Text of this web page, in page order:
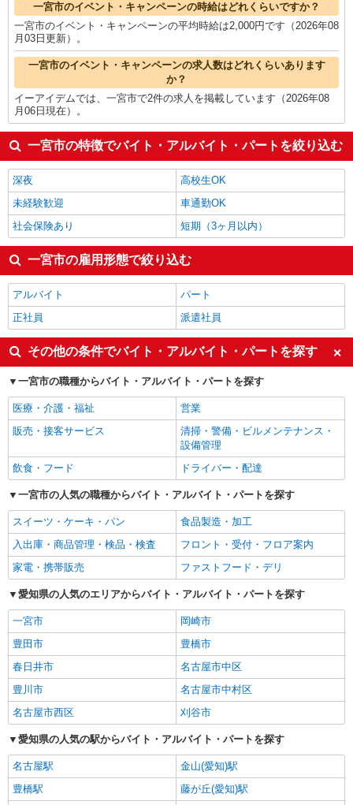
一宮市のイベント・キャンペーンの時給はどれくらいですか？
一宮市のイベント・キャンペーンの平均時給は2,000円です（2026年08
月03日更新）。
一宮市のイベント・キャンペーンの求人数はどれくらいあります
か？
イーアイデムでは、一宮市で2件の求人を掲載しています（2026年08
月06日現在）。
一宮市の特徴でバイト・アルバイト・パートを絞り込む
深夜
高校生OK
未経験歓迎
車通勤OK
社会保険あり
短期（3ヶ月以内）
一宮市の雇用形態で絞り込む
アルバイト
パート
正社員
派遣社員
その他の条件でバイト・アルバイト・パートを探す
一宮市の職種からバイト・アルバイト・パートを探す
医療・介護・福祉
営業
販売・接客サービス
清掃・警備・ビルメンテナンス・
設備管理
飲食・フード
ドライバー・配達
一宮市の人気の職種からバイト・アルバイト・パートを探す
スイーツ・ケーキ・パン
食品製造・加工
入出庫・商品管理・検品・検査
フロント・受付・フロア案内
家電・携帯販売
ファストフード・デリ
愛知県の人気のエリアからバイト・アルバイト・パートを探す
一宮市
岡崎市
豊田市
豊橋市
春日井市
名古屋市中区
豊川市
名古屋市中村区
名古屋市西区
刈谷市
愛知県の人気の駅からバイト・アルバイト・パートを探す
名古屋駅
金山(愛知)駅
豊橋駅
藤が丘(愛知)駅